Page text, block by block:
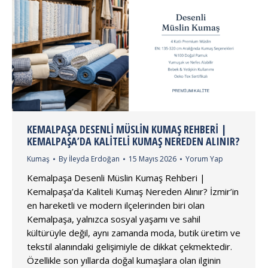
KEMALPAŞA DESENLI MÜSLIN KUMAŞ REHBERI |
KEMALPAŞA’DA KALITELI KUMAŞ NEREDEN ALINIR?
Kumaş By İleyda Erdoğan 15 Mayıs 2026 Yorum Yap
Kemalpaşa Desenli Müslin Kumaş Rehberi |
Kemalpaşa’da Kaliteli Kumaş Nereden Alınır? İzmir’in
en hareketli ve modern ilçelerinden biri olan
Kemalpaşa, yalnızca sosyal yaşamı ve sahil
kültürüyle değil, aynı zamanda moda, butik üretim ve
tekstil alanındaki gelişimiyle de dikkat çekmektedir.
Özellikle son yıllarda doğal kumaşlara olan ilginin